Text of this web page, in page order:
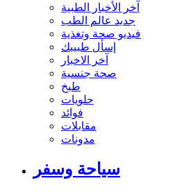
آخر الأخبار الطبية
جديد عالم الطب
فيديو صحة وتغذية
إسأل طبيبك
آخر الاخبار
صحة جنسية
طبخ
حلويات
فوائد
مقابلات
مدونات
سياحة وسفر